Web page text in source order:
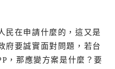
民在申請什麼的，這又是
府要誠實面對問題，若台
，那應變方案是什麼？要